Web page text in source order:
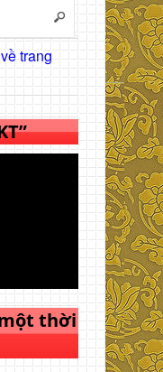
trang
thời